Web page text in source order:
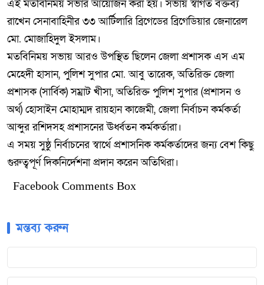
এই মতবিনিময় সভার আয়োজন করা হয়। সভায় স্বাগত বক্তব্য
রাখেন সেনাবাহিনীর ৩৩ আর্টিলারি ব্রিগেডের ব্রিগেডিয়ার জেনারেল
মো. মোজাহিদুল ইসলাম।
মতবিনিময় সভায় আরও উপস্থিত ছিলেন জেলা প্রশাসক এস এম
মেহেদী হাসান, পুলিশ সুপার মো. আবু তারেক, অতিরিক্ত জেলা
প্রশাসক (সার্বিক) সম্রাট খীসা, অতিরিক্ত পুলিশ সুপার (প্রশাসন ও
অর্থ) হোসাইন মোহাম্মদ রায়হান কাজেমী, জেলা নির্বাচন কর্মকর্তা
আব্দুর রশিদসহ প্রশাসনের ঊর্ধ্বতন কর্মকর্তারা।
এ সময় সুষ্ঠু নির্বাচনের স্বার্থে প্রশাসনিক কর্মকর্তাদের জন্য বেশ কিছু
গুরুত্বপূর্ণ দিকনির্দেশনা প্রদান করেন অতিথিরা।
Facebook Comments Box
মন্তব্য করুন